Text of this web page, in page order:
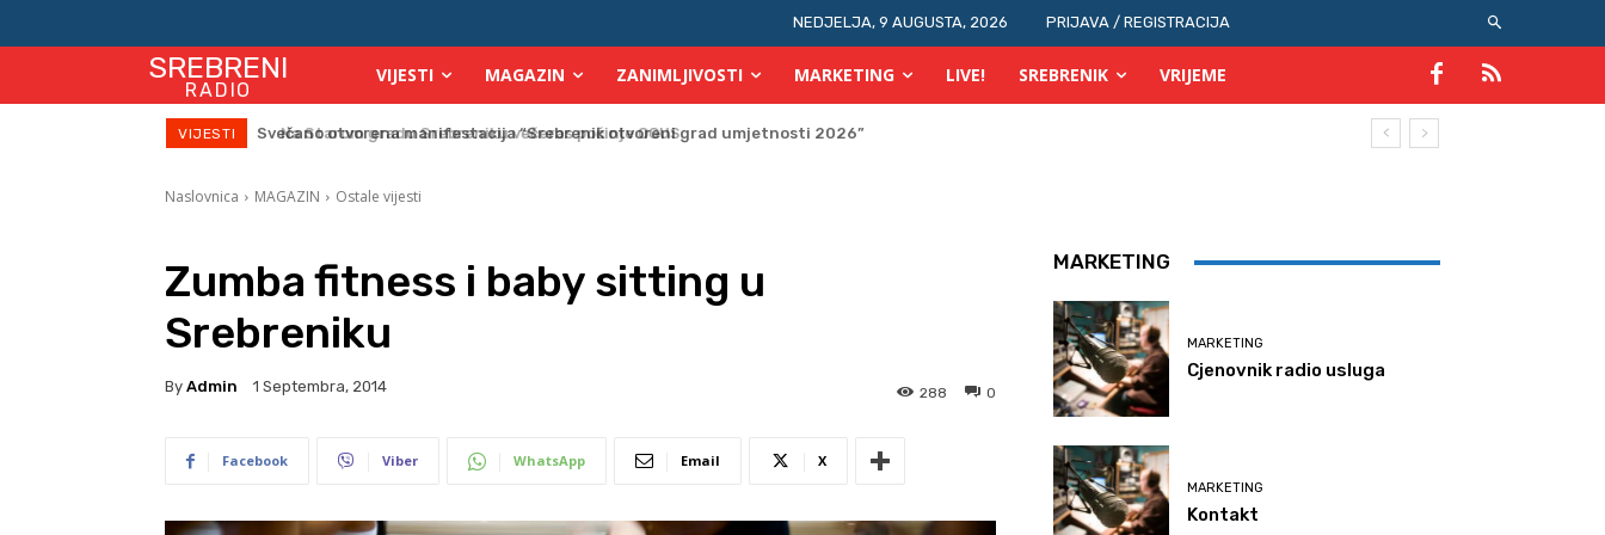
NEDJELJA, 9 AUGUSTA, 2026 PRIJAVA / REGISTRACIJA
SREBRENI
RADIO
VIJESTI MAGAZIN ZANIMLJIVOSTI MARKETING LIVE! SREBRENIK VRIJEME
VIJESTI Na Starom gradu Srebreniku večeras počinje OGUS
Naslovnica MAGAZIN Ostale vijesti
Zumba fitness i baby sitting u
Srebreniku
By Admin 1 Septembra, 2014 0
288
Facebook Viber WhatsApp Email X
MARKETING
MARKETING
Cjenovnik radio usluga
MARKETING
Kontakt